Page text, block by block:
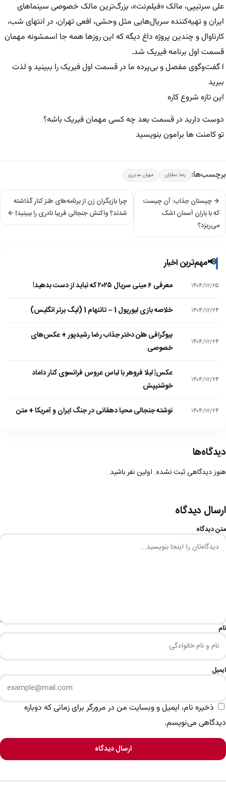
علی سرتیپی، مالک «فیلم‌نت»، بزرگ‌ترین مالک خصوصی سینماهای
ایران و تهیه‌کننده سریال‌هایی مثل وحشی، افعی تهران، در انتهای شب،
کارناوال و چندین پروژه داغ دیگه که این روزها همه جا اسمشونه مهمان
قسمت اول برنامه فیریک شد.
ا گفت‌وگوی مفصل و بی‌پرده ما در قسمت اول فیریک را ببینید و لذت
ببرید
این تازه شروع کاره
دوست دارید در قسمت بعد چه کسی مهمان فیریک باشه؟
تو کامنت ها برامون بنویسید
برچسب‌ها: رضا عطاران مهران مدیری
→ چیستان جذاب: آن چیست
که با باران آسمان اشک
می‌ریزد؟
چرا بازیگران زن از برنامه‌های طنز کنار گذاشته
شدند؟ واکنش جنجالی فریبا نادری را ببینید! ←
📢مهم‌ترین اخبار
۱۴۰۴/۱۲/۲۵ معرفی ۶ مینی سریال ۲۰۲۵ که نباید از دست بدهید!
۱۴۰۴/۱۲/۲۴ خلاصه بازی لیورپول 1 – تاتنهام 1 (لیگ برتر انگلیس)
۱۴۰۴/۱۲/۲۴
بیوگرافی هلن دختر جذاب رضا رشیدپور + عکس‌های
خصوصی
۱۴۰۴/۱۲/۲۴
عکس| لیلا فروهر با لباس عروس فرانسوی کنار داماد
خوشتیپش
۱۴۰۴/۱۲/۲۴ نوشته جنجالی محیا دهقانی در جنگ ایران و آمریکا + متن
دیدگاه‌ها
هنوز دیدگاهی ثبت نشده. اولین نفر باشید.
ارسال دیدگاه
متن دیدگاه
نام
ایمیل
ذخیره نام، ایمیل و وبسایت من در مرورگر برای زمانی که دوباره
دیدگاهی می‌نویسم.
ارسال دیدگاه